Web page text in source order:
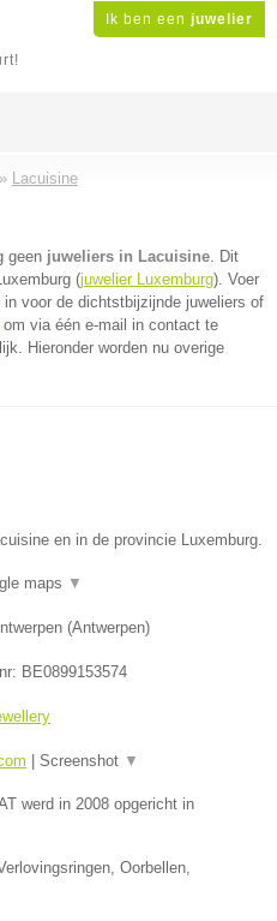
Ik ben een juwelier
» Lacuisine
geen juweliers in Lacuisine. Dit
(juwelier Luxemburg). Voer
voor de dichtstbijzijnde juweliers of
om via één e-mail in contact te
Hieronder worden nu overige
en in de provincie Luxemburg.
maps ▼
(Antwerpen)
BE0899153574
Screenshot ▼
werd in 2008 opgericht in
Oorbellen,